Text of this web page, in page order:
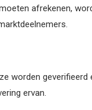
afrekenen,
worden geverifieerd
ervan.